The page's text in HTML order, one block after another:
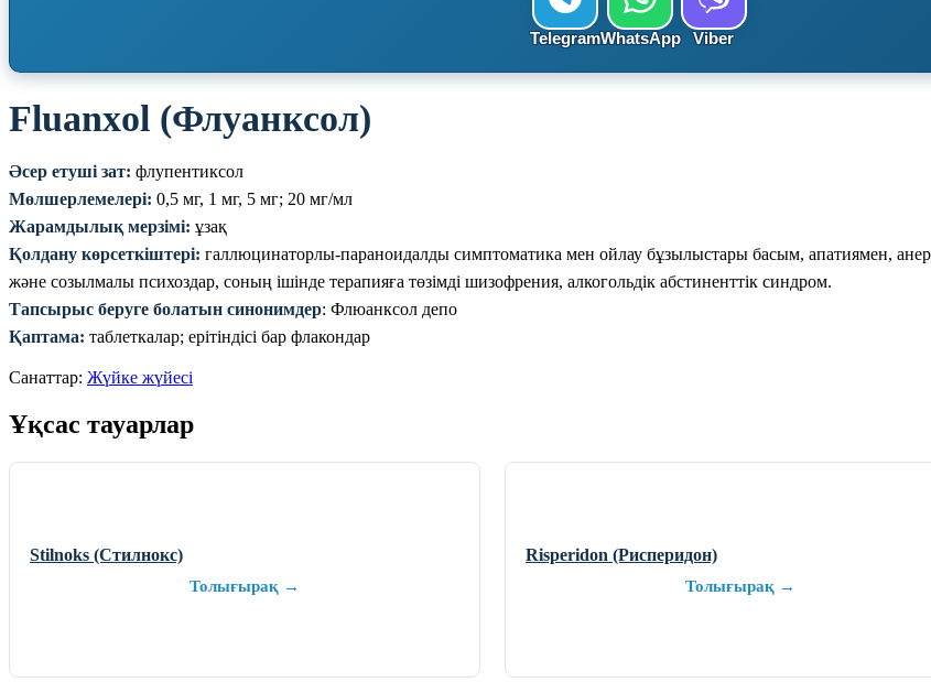
TelegramWhatsApp Viber
Fluanxol (Флуанксол)
Әсер етуші зат: флупентиксол
Мөлшерлемелері: 0,5 мг, 1 мг, 5 мг; 20 мг/мл
Жарамдылық мерзімі: ұзақ
Қолдану көрсеткіштері: галлюцинаторлы-параноидалды симптоматика мен ойлау бұзылыстары басым, апатиямен,
және созылмалы психоздар, соның ішінде терапияға төзімді шизофрения, алкогольдік абстиненттік синдром.
Тапсырыс беруге болатын синонимдер: Флюанксол депо
Қаптама: таблеткалар; ерітіндісі бар флакондар
Санаттар: Жүйке жүйесі
Ұқсас тауарлар
Stilnoks (Стилнокс)
Толығырақ →
Risperidon (Рисперидон)
Толығырақ →